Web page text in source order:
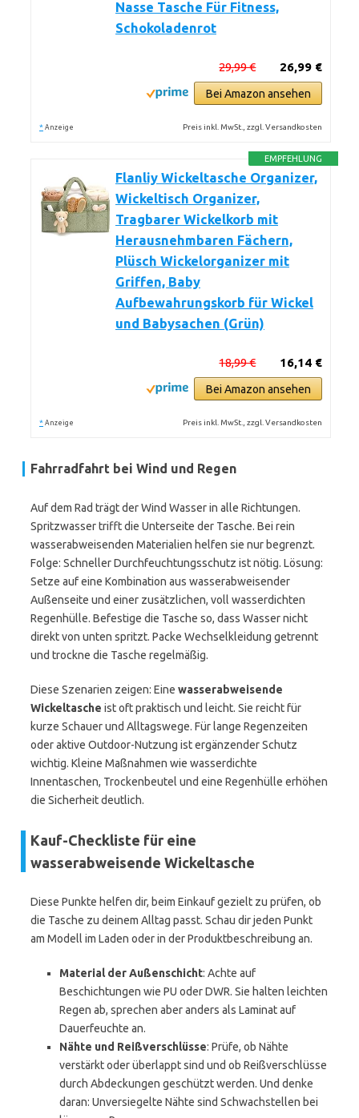
Nasse Tasche Für Fitness,
Schokoladenrot
26,99 €
29,99 €
Bei Amazon ansehen
* Anzeige Preis inkl. MwSt., zzgl. Versandkosten
EMPFEHLUNG
Flanliy Wickeltasche Organizer,
Wickeltisch Organizer,
Tragbarer Wickelkorb mit
Herausnehmbaren Fächern,
Plüsch Wickelorganizer mit
Griffen, Baby
Aufbewahrungskorb für Wickel
und Babysachen (Grün)
16,14 €
18,99 €
Bei Amazon ansehen
* Anzeige Preis inkl. MwSt., zzgl. Versandkosten
Fahrradfahrt bei Wind und Regen
Auf dem Rad trägt der Wind Wasser in alle Richtungen.
Spritzwasser trifft die Unterseite der Tasche. Bei rein
wasserabweisenden Materialien helfen sie nur begrenzt.
Folge: Schneller Durchfeuchtungsschutz ist nötig. Lösung:
Setze auf eine Kombination aus wasserabweisender
Außenseite und einer zusätzlichen, voll wasserdichten
Regenhülle. Befestige die Tasche so, dass Wasser nicht
direkt von unten spritzt. Packe Wechselkleidung getrennt
und trockne die Tasche regelmäßig.
Diese Szenarien zeigen: Eine wasserabweisende
Wickeltasche ist oft praktisch und leicht. Sie reicht für
kurze Schauer und Alltagswege. Für lange Regenzeiten
oder aktive Outdoor-Nutzung ist ergänzender Schutz
wichtig. Kleine Maßnahmen wie wasserdichte
Innentaschen, Trockenbeutel und eine Regenhülle erhöhen
die Sicherheit deutlich.
Kauf-Checkliste für eine
wasserabweisende Wickeltasche
Diese Punkte helfen dir, beim Einkauf gezielt zu prüfen, ob
die Tasche zu deinem Alltag passt. Schau dir jeden Punkt
am Modell im Laden oder in der Produktbeschreibung an.
Material der Außenschicht: Achte auf
Beschichtungen wie PU oder DWR. Sie halten leichten
Regen ab, sprechen aber anders als Laminat auf
Dauerfeuchte an.
Nähte und Reißverschlüsse: Prüfe, ob Nähte
verstärkt oder überlappt sind und ob Reißverschlüsse
durch Abdeckungen geschützt werden. Und denke
daran: Unversiegelte Nähte sind Schwachstellen bei